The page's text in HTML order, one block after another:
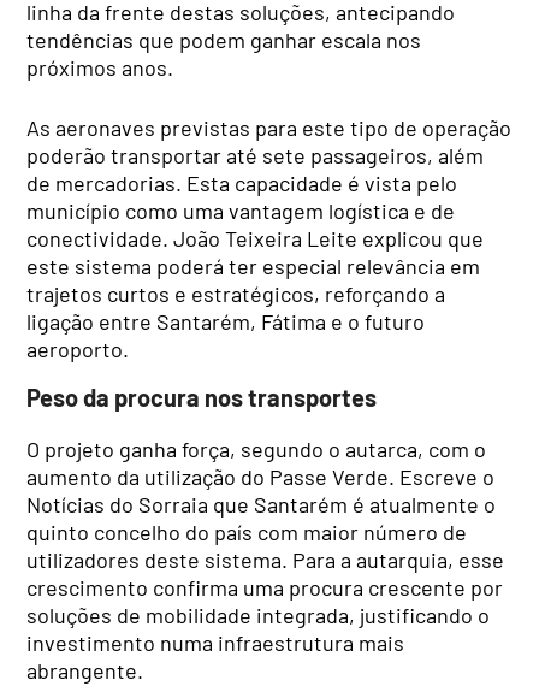
linha da frente destas soluções, antecipando
tendências que podem ganhar escala nos
próximos anos.
As aeronaves previstas para este tipo de operação
poderão transportar até sete passageiros, além
de mercadorias. Esta capacidade é vista pelo
município como uma vantagem logística e de
conectividade. João Teixeira Leite explicou que
este sistema poderá ter especial relevância em
trajetos curtos e estratégicos, reforçando a
ligação entre Santarém, Fátima e o futuro
aeroporto.
Peso da procura nos transportes
O projeto ganha força, segundo o autarca, com o
aumento da utilização do Passe Verde. Escreve o
Notícias do Sorraia que Santarém é atualmente o
quinto concelho do país com maior número de
utilizadores deste sistema. Para a autarquia, esse
crescimento confirma uma procura crescente por
soluções de mobilidade integrada, justificando o
investimento numa infraestrutura mais
abrangente.